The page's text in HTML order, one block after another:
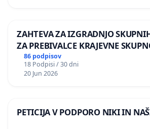
ZAHTEVA ZA IZGRADNJO
ZA PREBIVALCE KRAJEVNE
PRESTRANEK
86 podpisov
18 Podpisi / 30 dni
20 Jun 2026
PETICIJA V PODPORO NIKI IN